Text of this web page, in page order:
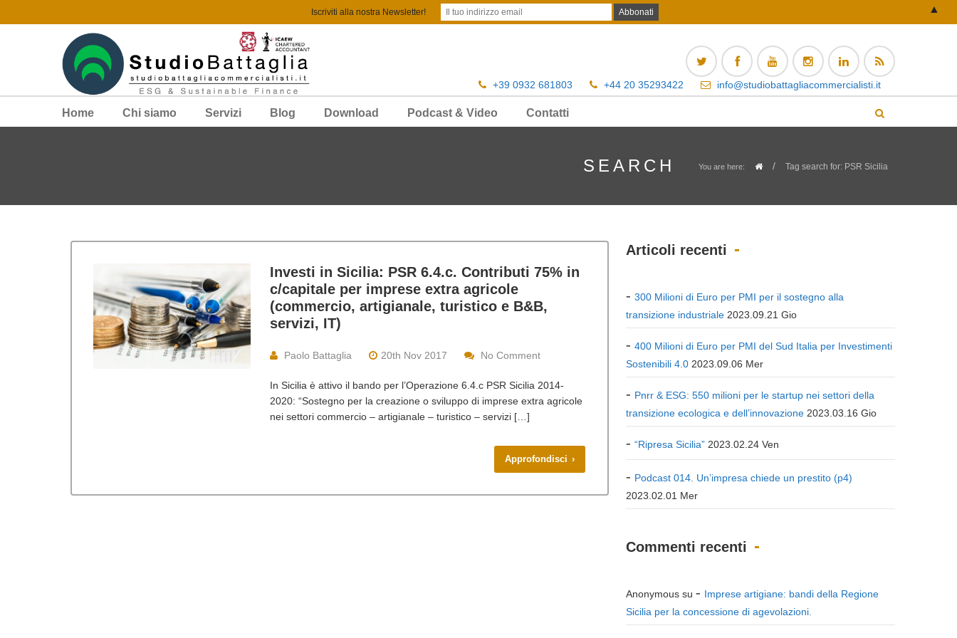
+39 0932 681803 +44 20 35293422 info@studiobattagliacommercialisti.it
Home Chi siamo Servizi Blog Download Podcast & Video Contatti
SEARCH You are here: / Tag search for: PSR Sicilia
Investi in Sicilia: PSR 6.4.c. Contributi 75% in
c/capitale per imprese extra agricole
(commercio, artigianale, turistico e B&B,
servizi, IT)
Paolo Battaglia 20th Nov 2017 No Comment
In Sicilia è attivo il bando per l’Operazione 6.4.c PSR Sicilia 2014-
2020: “Sostegno per la creazione o sviluppo di imprese extra agricole
nei settori commercio – artigianale – turistico – servizi […]
Approfondisci ›
Articoli recenti
300 Milioni di Euro per PMI per il sostegno alla
transizione industriale 2023.09.21 Gio
400 Milioni di Euro per PMI del Sud Italia per Investimenti
Sostenibili 4.0 2023.09.06 Mer
Pnrr & ESG: 550 milioni per le startup nei settori della
transizione ecologica e dell’innovazione 2023.03.16 Gio
“Ripresa Sicilia” 2023.02.24 Ven
Podcast 014. Un’impresa chiede un prestito (p4)
2023.02.01 Mer
Commenti recenti
Anonymoussu
Imprese artigiane: bandi della Regione
Sicilia per la concessione di agevolazioni.
Iscriviti alla nostra Newsletter! ▲